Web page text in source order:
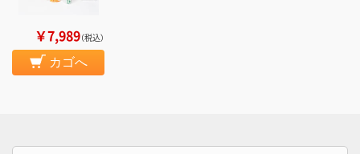
￥7,989（税込）
カゴへ